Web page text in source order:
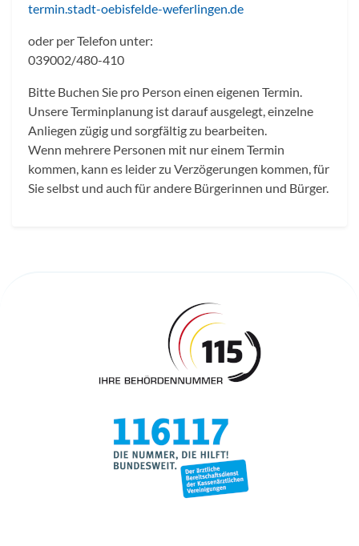
termin.stadt-oebisfelde-weferlingen.de
oder per Telefon unter:
039002/480-410
Bitte Buchen Sie pro Person einen eigenen Termin.
Unsere Terminplanung ist darauf ausgelegt, einzelne
Anliegen zügig und sorgfältig zu bearbeiten.
Wenn mehrere Personen mit nur einem Termin
kommen, kann es leider zu Verzögerungen kommen, für
Sie selbst und auch für andere Bürgerinnen und Bürger.